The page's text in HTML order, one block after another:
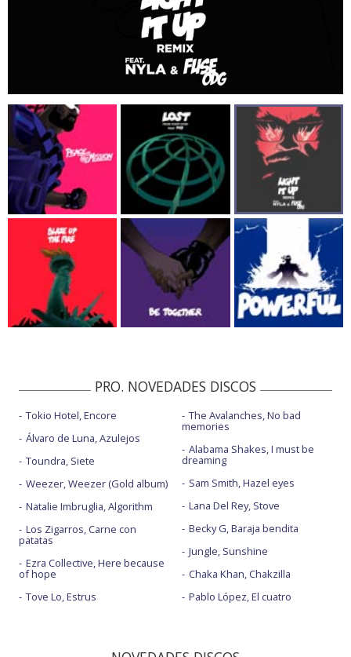
PRO. NOVEDADES DISCOS
Tokio Hotel, Encore
Álvaro de Luna, Azulejos
Toundra, Siete
Weezer, Weezer (Gold album)
Natalie Imbruglia, Algorithm
Los Zigarros, Carne con
patatas
Ezra Collective, Here because
of hope
Tove Lo, Estrus
The Avalanches, No bad
memories
Alabama Shakes, I must be
dreaming
Sam Smith, Hazel eyes
Lana Del Rey, Stove
Becky G, Baraja bendita
Jungle, Sunshine
Chaka Khan, Chakzilla
Pablo López, El cuatro